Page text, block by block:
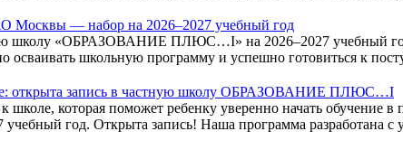
Москвы — набор на 2026–2027 учебный год
школу «ОБРАЗОВАНИЕ ПЛЮС…I» на 2026–2027 учебный год.
осваивать школьную программу и успешно готовиться к
открыта запись в частную школу ОБРАЗОВАНИЕ ПЛЮС…I
школе, которая поможет ребенку уверенно начать
год. Открыта запись! Наша программа разработана с